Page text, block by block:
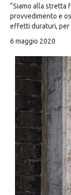
“Siamo alla stretta
provvedimento e
effetti duraturi, per
6 maggio 2020